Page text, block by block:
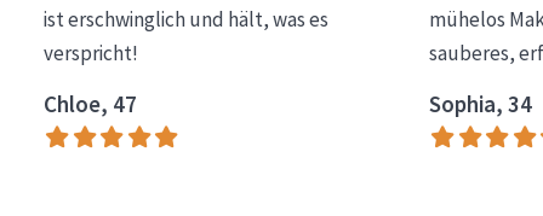
Expert
HAUTTYP
Empfindliche Haut
ist erschwinglich und hält, was es
verspricht!
Chloe, 47
mühelos
sauberes,
Sophia, 34